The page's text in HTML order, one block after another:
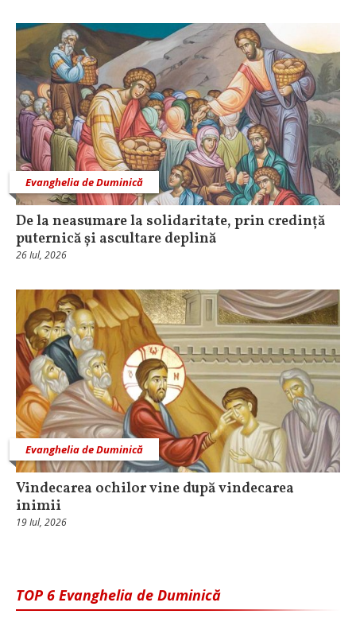
Evanghelia de Duminică
De la neasumare la solidaritate, prin credință
puternică și ascultare deplină
26 Iul, 2026
Evanghelia de Duminică
Vindecarea ochilor vine după vindecarea
inimii
19 Iul, 2026
TOP 6 Evanghelia de Duminică